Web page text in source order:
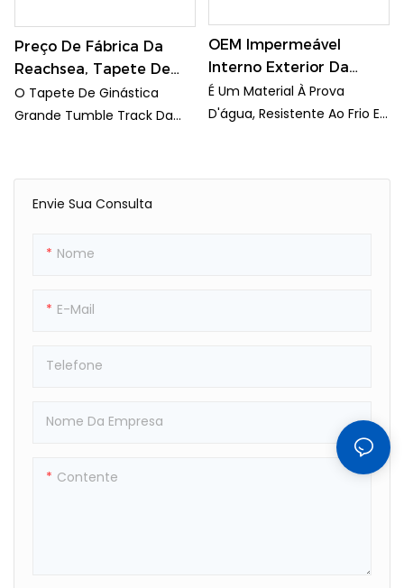
Envie Sua Consulta
Nome
E-Mail
Telefone
Nome Da Empresa
Contente
Exercícios.
Atletas Praticarem Suas
Habilidades E Rotinas.
Preço De Fábrica Da
Reachsea, Tapete De
Ginástica Grande, Pista
De Queda De Ar Inflável,
O Tapete De Ginástica
Grande Tumble Track Da
Qualidade Para Exercícios
De Ginástica. Com Sua
Design Espaçoso, Ele
Atletas Praticarem Suas
OEM Impermeável
Interno Exterior Da
Esteira De Ar Inflável Da
Ginástica
É Um Material À Prova
D'água, Resistente Ao Frio E
De Ar Permanece Forte Do